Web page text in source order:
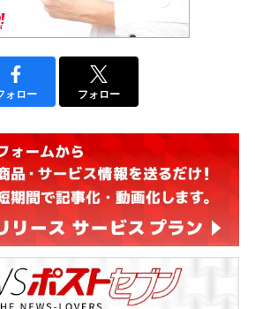
ォロー フォロー